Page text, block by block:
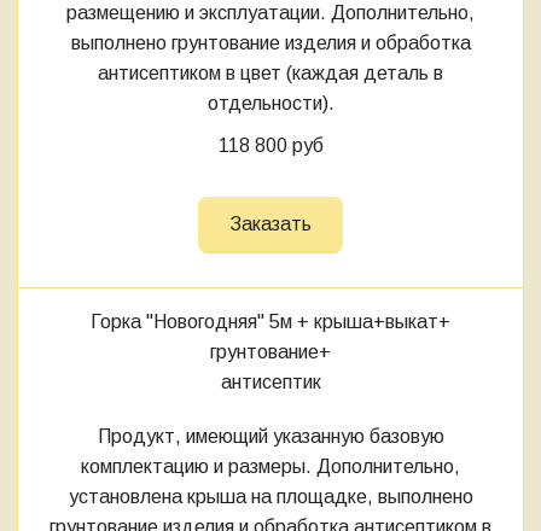
размещению и эксплуатации. Дополнительно,
выполнено грунтование изделия и обработка
антисептиком в цвет (каждая деталь в
отдельности).
118 800 руб
Заказать
Горка "Новогодняя" 5м + крыша+выкат+
грунтование+
антисептик
Продукт, имеющий указанную базовую
комплектацию и размеры. Дополнительно,
установлена крыша на площадке, выполнено
грунтование изделия и обработка антисептиком в